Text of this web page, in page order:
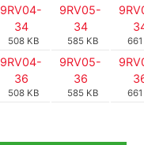
9RV04-
34
508 KB
9RV05-
34
585 KB
9RV04-
36
508 KB
9RV05-
36
585 KB